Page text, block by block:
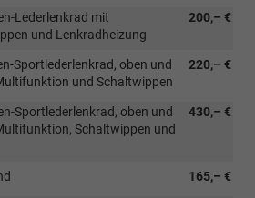
200,– €
Lederlenkrad mit
und Lenkradheizung
220,– €
Sportlederlenkrad, oben und
und Schaltwippen
430,– €
Sportlederlenkrad, oben und
Schaltwippen und
165,– €